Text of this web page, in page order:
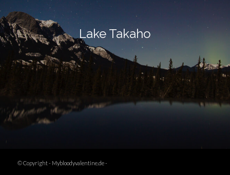
Lake Takaho
© Copyright - Mybloodyvalentine.de-